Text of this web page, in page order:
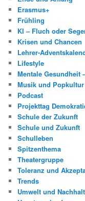
Erasmus+
Frühling
KI – Fluch oder
Krisen und Chancen
Lehrer-
Lifestyle
Mentale Gesundheit
Musik und Popkultur
Podcast
Projekttag
Schule der Zukunft
Schule und Zukunft
Schulleben
Spitzenthema
Theatergruppe
Toleranz und
Trends
Umwelt und